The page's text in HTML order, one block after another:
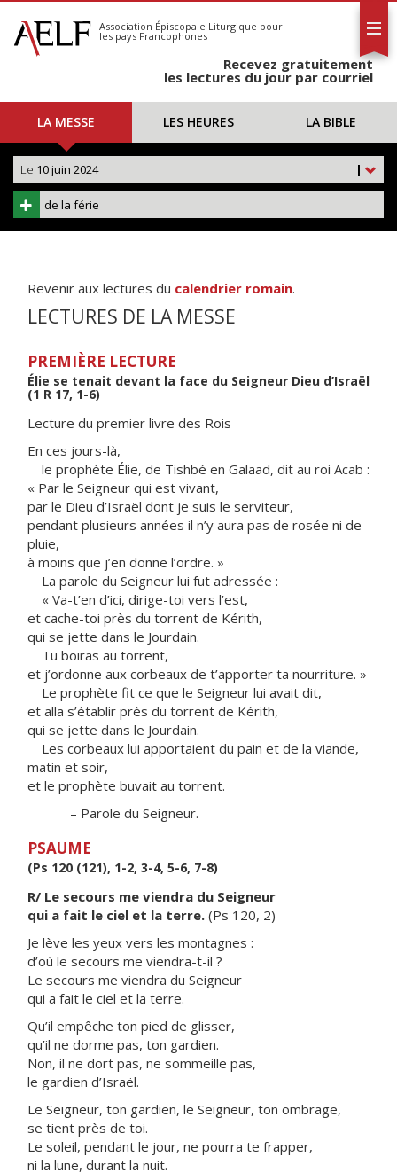
S'abonner
Calendrier
Association Épiscopale Liturgique pour
les pays Francophones
Recevez gratuitement
les lectures du jour par courriel
LA MESSE LES HEURES LA BIBLE
|
Le 10 juin 2024
de la férie
Revenir aux lectures du calendrier romain.
LECTURES DE LA MESSE
PREMIÈRE LECTURE
Élie se tenait devant la face du Seigneur Dieu d’Israël
(1 R 17, 1-6)
Lecture du premier livre des Rois
En ces jours-là,
le prophète Élie, de Tishbé en Galaad, dit au roi Acab :
« Par le Seigneur qui est vivant,
par le Dieu d’Israël dont je suis le serviteur,
pendant plusieurs années il n’y aura pas de rosée ni de
pluie,
à moins que j’en donne l’ordre. »
La parole du Seigneur lui fut adressée :
« Va-t’en d’ici, dirige-toi vers l’est,
et cache-toi près du torrent de Kérith,
qui se jette dans le Jourdain.
Tu boiras au torrent,
et j’ordonne aux corbeaux de t’apporter ta nourriture. »
Le prophète fit ce que le Seigneur lui avait dit,
et alla s’établir près du torrent de Kérith,
qui se jette dans le Jourdain.
Les corbeaux lui apportaient du pain et de la viande,
matin et soir,
et le prophète buvait au torrent.
– Parole du Seigneur.
PSAUME
(Ps 120 (121), 1-2, 3-4, 5-6, 7-8)
R/ Le secours me viendra du Seigneur
qui a fait le ciel et la terre. (Ps 120, 2)
Je lève les yeux vers les montagnes :
d’où le secours me viendra-t-il ?
Le secours me viendra du Seigneur
qui a fait le ciel et la terre.
Qu’il empêche ton pied de glisser,
qu’il ne dorme pas, ton gardien.
Non, il ne dort pas, ne sommeille pas,
le gardien d’Israël.
Le Seigneur, ton gardien, le Seigneur, ton ombrage,
se tient près de toi.
Le soleil, pendant le jour, ne pourra te frapper,
ni la lune, durant la nuit.